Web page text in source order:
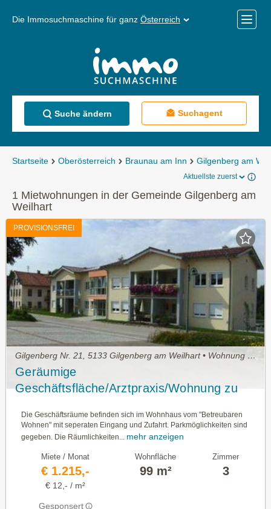
Die Immosuchmaschine für ganz Österreich
Menü
Suche ändern Suchagent
Startseite Oberösterreich Braunau am Inn Gilgenberg am
Aktuellste zuerst
1 Mietwohnungen in der Gemeinde Gilgenberg am
Weilhart
PROVISIONSFREI
Gilgenberg Nr. 21, 5133 Gilgenberg am Weilhart • Wohnung mieten
Geräumige
Geschäftsfläche/Arztpraxis/Wohnung zu
Die Geschäftsräume befinden sich im Wohnhaus vom "Betreubaren
Wohnen" mit seperaten Eingang und Zufahrt. Parkmöglichkeiten sind
gegeben. Die Räumlichkeiten...
mehr anzeigen
Miete / Monat
€ 1.215,-
€ 12,- / m²
Gesponsert
Wohnfläche
99 m²
Zimmer
3